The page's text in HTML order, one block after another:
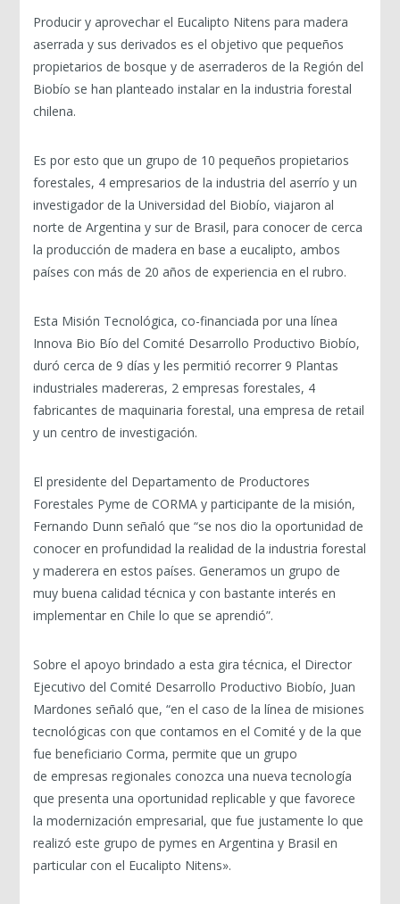
Producir y aprovechar el Eucalipto Nitens para madera
aserrada y sus derivados es el objetivo que pequeños
propietarios de bosque y de aserraderos de la Región del
Biobío se han planteado instalar en la industria forestal
chilena.
Es por esto que un grupo de 10 pequeños propietarios
forestales, 4 empresarios de la industria del aserrío y un
investigador de la Universidad del Biobío, viajaron al
norte de Argentina y sur de Brasil, para conocer de cerca
la producción de madera en base a eucalipto, ambos
países con más de 20 años de experiencia en el rubro.
Esta Misión Tecnológica, co-financiada por una línea
Innova Bio Bío del Comité Desarrollo Productivo Biobío,
duró cerca de 9 días y les permitió recorrer 9 Plantas
industriales madereras, 2 empresas forestales, 4
fabricantes de maquinaria forestal, una empresa de retail
y un centro de investigación.
El presidente del Departamento de Productores
Forestales Pyme de CORMA y participante de la misión,
Fernando Dunn señaló que “se nos dio la oportunidad de
conocer en profundidad la realidad de la industria forestal
y maderera en estos países. Generamos un grupo de
muy buena calidad técnica y con bastante interés en
implementar en Chile lo que se aprendió”.
Sobre el apoyo brindado a esta gira técnica, el Director
Ejecutivo del Comité Desarrollo Productivo Biobío, Juan
Mardones señaló que, “en el caso de la línea de misiones
tecnológicas con que contamos en el Comité y de la que
fue beneficiario Corma, permite que un grupo
de empresas regionales conozca una nueva tecnología
que presenta una oportunidad replicable y que favorece
la modernización empresarial, que fue justamente lo que
realizó este grupo de pymes en Argentina y Brasil en
particular con el Eucalipto Nitens».